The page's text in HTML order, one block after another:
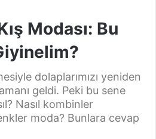
Modası: Bu
dolaplarımızı yeniden
geldi. Peki bu sene
Nasıl kombinler
moda? Bunlara cevap